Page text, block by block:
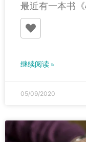
最近有一本书
继续阅读 »
05/09/2020